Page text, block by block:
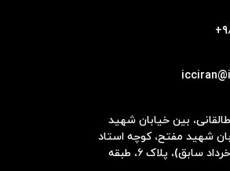
بین خیابان شهید
شهید مفتح، کوچه استاد
قادری (پانزده خرداد سابق)، پلاک ۶، طبقه